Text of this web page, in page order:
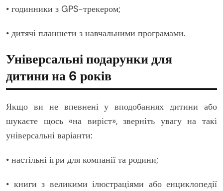
• годинники з GPS-трекером;
• дитячі планшети з навчальними програмами.
Універсальні подарунки для
дитини на 6 років
Якщо ви не впевнені у вподобаннях дитини або
шукаєте щось «на виріст», зверніть увагу на такі
універсальні варіанти:
• настільні ігри для компанії та родини;
• книги з великими ілюстраціями або енциклопедії